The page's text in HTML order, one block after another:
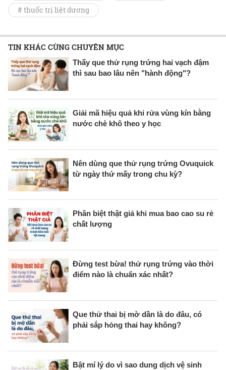
# thuốc trị liệt dương
TIN KHÁC CÙNG CHUYÊN MỤC
Thấy que thử rụng trứng hai vạch đậm
thì sau bao lâu nên "hành động"?
Giải mã hiệu quả khi rửa vùng kín bằng
nước chè khô theo y học
Nên dùng que thử rụng trứng Ovuquick
từ ngày thứ mấy trong chu kỳ?
Phân biệt thật giả khi mua bao cao su rẻ
chất lượng
Đừng test bừa! thử rụng trứng vào thời
điểm nào là chuẩn xác nhất?
Que thử thai bị mờ dần là do đâu, có
phải sắp hỏng thai hay không?
Bật mí lý do vì sao dung dịch vệ sinh